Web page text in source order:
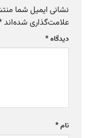
نشانی ایمیل شما
علامت‌گذاری شده‌اند
دیدگاه*
نام*